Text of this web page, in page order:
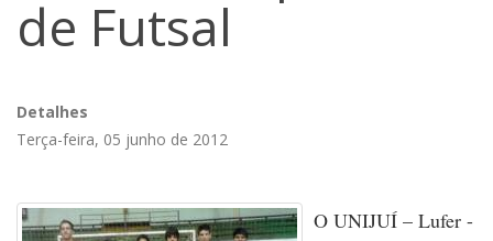
de Futsal
Detalhes
Terça-feira, 05 junho de 2012
O UNIJUÍ – Lufer -